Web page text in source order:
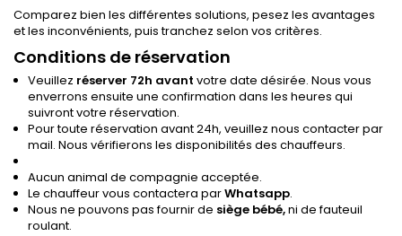
Comparez bien les différentes solutions, pesez les avantages
et les inconvénients, puis tranchez selon vos critères.
Conditions de réservation
Veuillez réserver 72h avant votre date désirée. Nous vous
enverrons ensuite une confirmation dans les heures qui
suivront votre réservation.
Pour toute réservation avant 24h, veuillez nous contacter par
mail. Nous vérifierons les disponibilités des chauffeurs.
Aucun animal de compagnie acceptée.
Le chauffeur vous contactera parWhatsapp.
Nous ne pouvons pas fournir de siège bébé,ni de fauteuil
roulant.